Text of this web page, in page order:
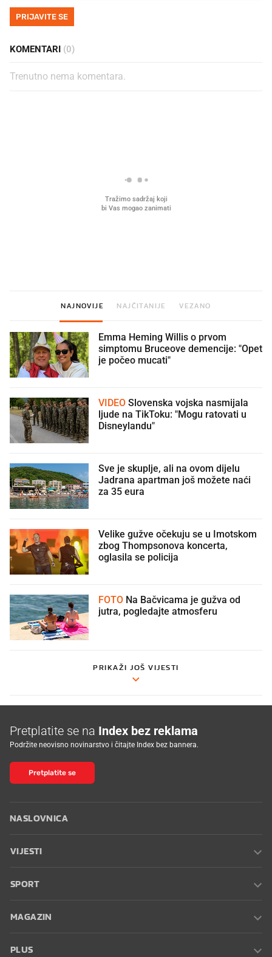
PRIJAVITE SE
KOMENTARI (0)
Trenutno nema komentara.
NAJNOVIJE NAJČITANIJE VEZANO
Emma Heming Willis o prvom
simptomu Bruceove demencije: "Opet
je počeo mucati"
VIDEO
ljude na TikToku: "Mogu ratovati u
Disneylandu"
Sve je skuplje, ali na ovom dijelu
Jadrana apartman još možete naći
za 35 eura
Velike gužve očekuju se u Imotskom
zbog Thompsonova koncerta,
oglasila se policija
FOTO
jutra, pogledajte atmosferu
PRIKAŽI JOŠ VIJESTI
Pretplatite se na Index bez reklama
Podržite neovisno novinarstvo i čitajte Index bez bannera.
Pretplatite se
NASLOVNICA
VIJESTI
SPORT
MAGAZIN
PLUS